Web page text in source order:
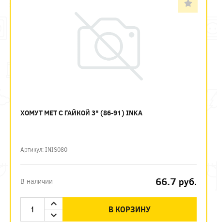
ХОМУТ МЕТ С ГАЙКОЙ 3" (86-91) INKA
Артикул: INIS080
В наличии 66.7 руб.
В КОРЗИНУ